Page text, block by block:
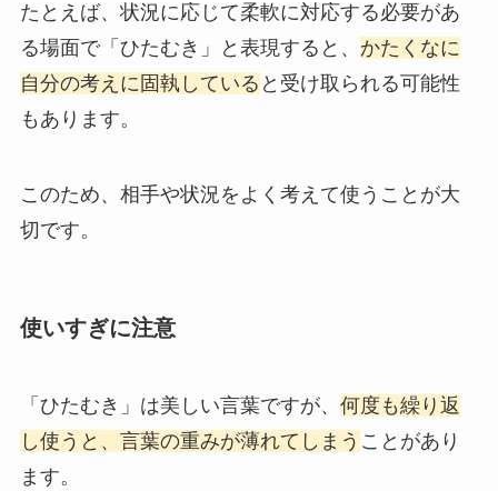
たとえば、状況に応じて柔軟に対応する必要があ
る場面で「ひたむき」と表現すると、 かたくなに
自分の考えに固執している と受け取られる可能性
もあります。
このため、相手や状況をよく考えて使うことが大
切です。
使いすぎに注意
「ひたむき」は美しい言葉ですが、 何度も繰り返
し使うと、言葉の重みが薄れてしまう ことがあり
ます。